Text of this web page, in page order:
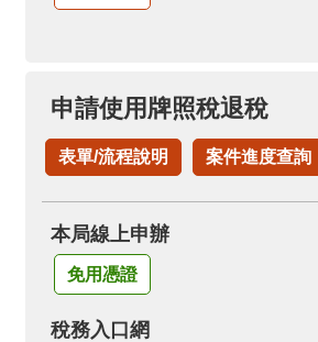
申請使用牌照稅退稅
表單/流程說明 案件進度查詢
本局線上申辦
免用憑證
稅務入口網